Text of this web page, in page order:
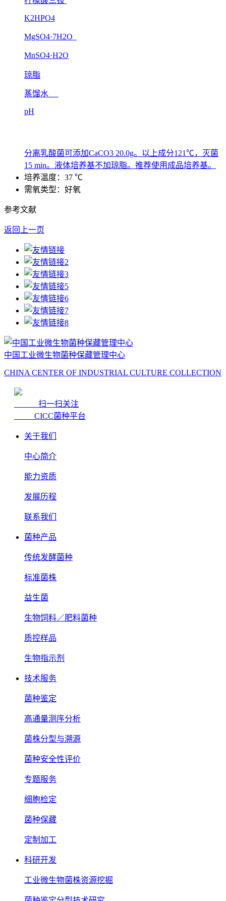
K2HPO4
MgSO4·7H2O
MnSO4·H2O
琼脂
蒸馏水
pH
分离乳酸菌可添加CaCO3 20.0g。以上成分121℃，灭菌
15 min。液体培养基不加琼脂。推荐使用成品培养基。
培养温度：37 ℃
需氧类型：好氧
参考文献
返回上一页
中国工业微生物菌种保藏管理中心
CHINA CENTER OF INDUSTRIAL CULTURE COLLECTION
扫一扫关注
CICC菌种平台
关于我们
中心简介
能力资质
发展历程
联系我们
菌种产品
传统发酵菌种
标准菌株
益生菌
生物饲料／肥料菌种
质控样品
生物指示剂
技术服务
菌种鉴定
高通量测序分析
菌株分型与溯源
菌种安全性评价
专题服务
细胞检定
菌种保藏
定制加工
科研开发
工业微生物菌株资源挖掘